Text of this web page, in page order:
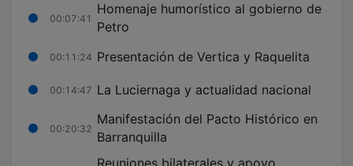
00:07:41
Homenaje humorístico al gobierno de
Petro
00:11:24 Presentación de Vertica y Raquelita
00:14:47 La Luciernaga y actualidad nacional
00:20:32
Manifestación del Pacto Histórico en
Barranquilla